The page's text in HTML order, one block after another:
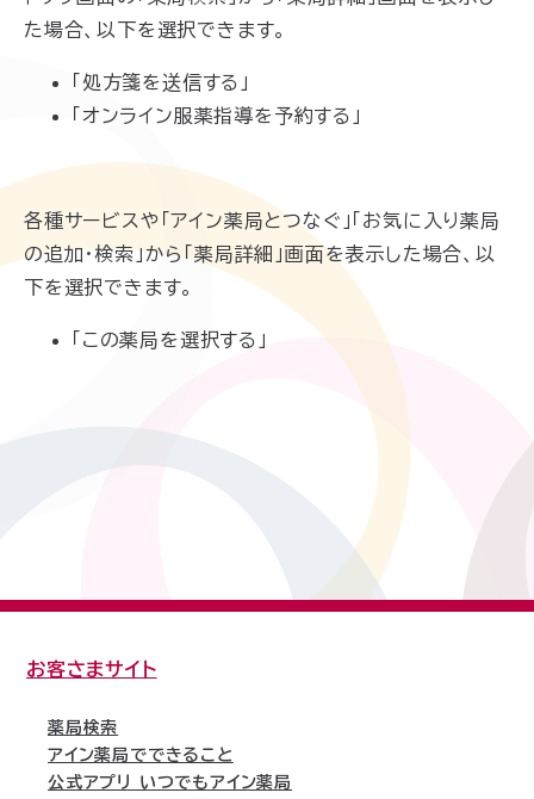
た場合、以下を選択できます。
「処方箋を送信する」
「オンライン服薬指導を予約する」
各種サービスや「アイン薬局とつなぐ」「お気に入り薬局
の追加・検索」から「薬局詳細」画面を表示した場合、以
下を選択できます。
「この薬局を選択する」
お客さまサイト
薬局検索
アイン薬局でできること
公式アプリ いつでもアイン薬局